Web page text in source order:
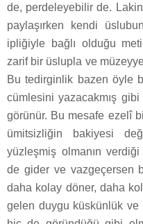
de, perdeleyebilir de.
paylaşırken kendi
ipliğiyle bağlı olduğu
zarif bir üslupla ve
Bu tedirginlik bazen öyle
cümlesini yazacakmış
görünür. Bu mesafe ezelî
ümitsizliğin bakiyesi
yüzleşmiş olmanın
de gider ve vazgeçersen
daha kolay döner, daha
gelen duygu küskünlük